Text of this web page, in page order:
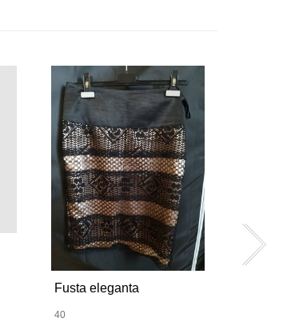
Fusta eleganta
40